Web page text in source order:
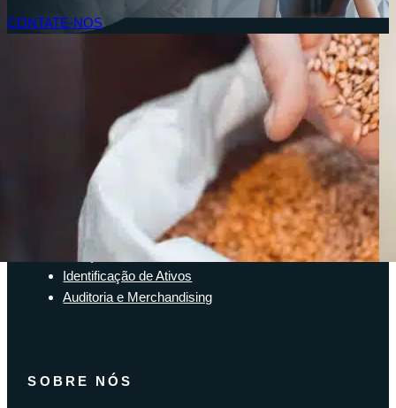
CONTATE-NOS
Acesso do Cliente
SOLUÇÕES
Soluções de inventário
Solução de Software Enterprise
Soluções para a cadeia de suprimentos
Identificação de Ativos
Auditoria e Merchandising
SOBRE NÓS